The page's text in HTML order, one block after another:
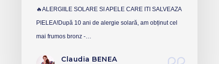
🔥ALERGIILE SOLARE SI APELE CARE ITI SALVEAZA
PIELEA!După 10 ani de alergie solară, am obținut cel
mai frumos bronz -…
Claudia BENEA